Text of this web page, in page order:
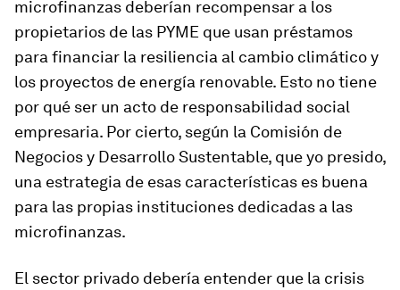
microfinanzas deberían recompensar a los
propietarios de las PYME que usan préstamos
para financiar la resiliencia al cambio climático y
los proyectos de energía renovable. Esto no tiene
por qué ser un acto de responsabilidad social
empresaria. Por cierto, según la Comisión de
Negocios y Desarrollo Sustentable, que yo presido,
una estrategia de esas características es buena
para las propias instituciones dedicadas a las
microfinanzas.
El sector privado debería entender que la crisis